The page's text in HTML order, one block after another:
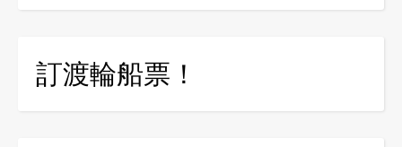
訂渡輪船票！